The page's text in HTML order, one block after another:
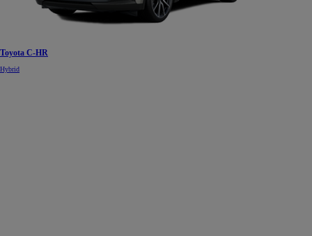
Toyota C-HR
Hybrid